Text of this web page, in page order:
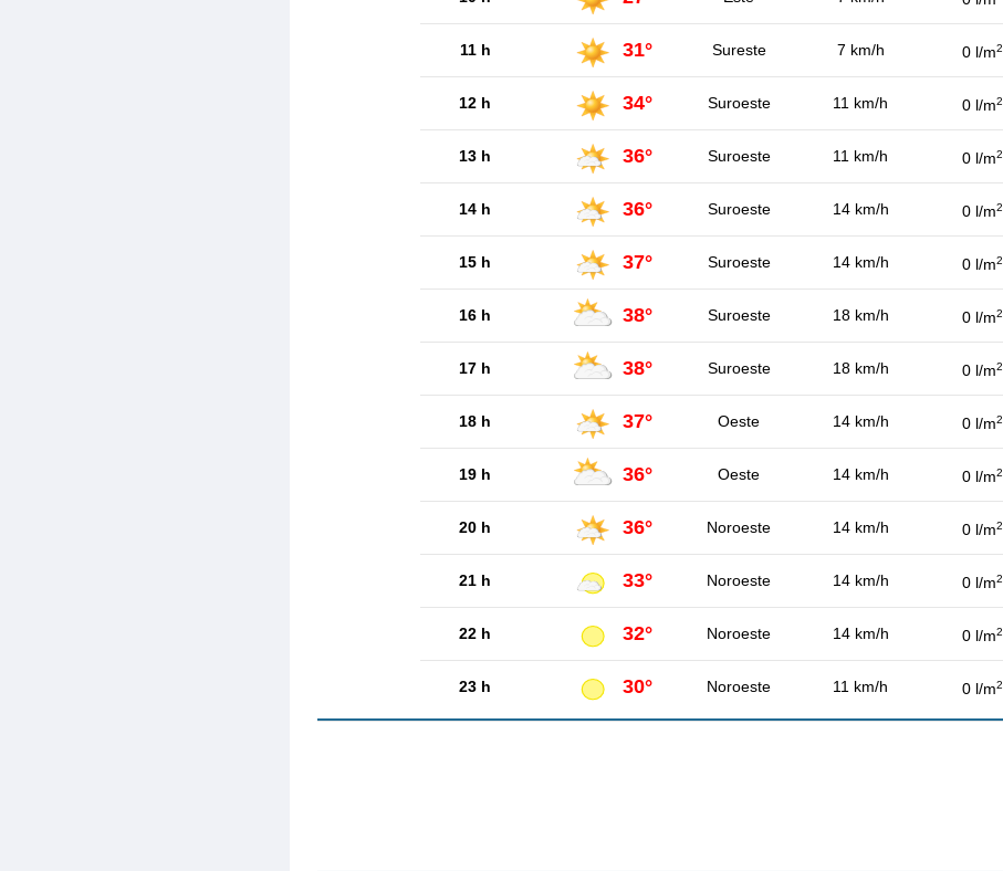
11 h 31° Sureste 7 km/h 0 l/m2
12 h 34° Suroeste 11 km/h 0 l/m2
13 h 36° Suroeste 11 km/h 0 l/m2
14 h 36° Suroeste 14 km/h 0 l/m2
15 h 37° Suroeste 14 km/h 0 l/m2
16 h 38° Suroeste 18 km/h 0 l/m2
17 h 38° Suroeste 18 km/h 0 l/m2
18 h 37° Oeste 14 km/h 0 l/m2
19 h 36° Oeste 14 km/h 0 l/m2
20 h 36° Noroeste 14 km/h 0 l/m2
21 h 33° Noroeste 14 km/h 0 l/m2
22 h 32° Noroeste 14 km/h 0 l/m2
23 h 30° Noroeste 11 km/h 0 l/m2